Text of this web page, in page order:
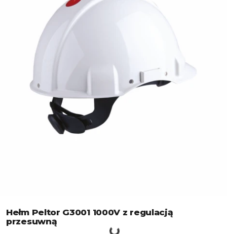
Hełm Peltor G3001 1000V z regulacją
przesuwną